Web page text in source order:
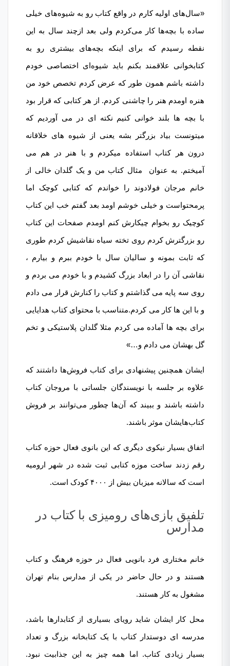
«سال‌های اولیه کارم در واقع کتاب رو به شیوه‌های خیلی
ساده با بچه‌ها کار می‌کردم ولی بعد ازچند سال به این
نقطه رسیدم که برای اینکه بچه‌های بیشتری رو به
کتابخوانی علاقمند بکنم باید شیوه‌ای اختصاصی خودم
داشته باشم همون طور که عرض کردم تخصص خود من
هنره اومدم هنر را چاشنی کردم. از هر کتابی که قرار بود
با بچه ها بلند خوانی کنیم نکته ای در می آوردیم که
میتونست بیاد بزرگتر بشه یعنی از شیوه های خلاقانه
درون هر کتاب استفاده میکردم و با هنر در هم می
آمیختم. به عنوان مثال کتاب من و یک گلدان خالی از
خانم مرجان فولادوند را خواندم که کتابی کوچک اما
پرمحتواست و خیلی خوشم اومد بعد گفتم خب این کتاب
کوچیک رو بخوام چیکارش کنم اومدم صفحات این کتاب
رو بزرگترش کردم روی تخته سیاه نقاشیش کردم طوری
که ثابت بمونه و سالیان سال با خودم ببرم و بیارم ،
نقاشی آن را در ابعاد بزرگ کشیدم و با خودم می بردم و
روی سه پایه می گذاشتم و کتاب را کنارش قرار می دادم
و با این ها کار می کردم.متناسب با محتوای کتاب هدایایی
برای بچه ها آماده می کردم مثلا گلدان پلاستیکی و تخم
گل بهشان می دادم و…»
ایشان همچنین پیشنهادی برای کتاب فروش‌ها داشتند که
علاوه بر جلسه با نویسندگان جلساتی با مروجان کتاب
داشته باشند و ببیند که آن‌ها چطور می‌توانند بر فروش
کتاب‌هایشان موثر باشند.
اتفاق بسیار نیکوی دیگری که این بانوی فعال حوزه کتاب
رقم زدند ساخت موزه کتابی ثبت شده در شهر ارومیه
است که سالانه میزبان بیش از ۴۰۰۰ کودک است.
تلفیق بازی‌های رومیزی با کتاب در
مدارس
خانم مختاری فرد بانویی فعال در حوزه فرهنگ و کتاب
هستند و در حال حاضر در یکی از مدارس بنام تهران
مشغول به کار هستند.
محل کار ایشان شاید رویای بسیاری از کتابدارها باشد،
مدرسه ای دوستدار کتاب با یک کتابخانه بزرگ و تعداد
بسیار زیادی کتاب. اما همه چیز به این جذابیت نبود.